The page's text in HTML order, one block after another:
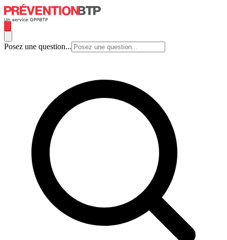
Posez une question...